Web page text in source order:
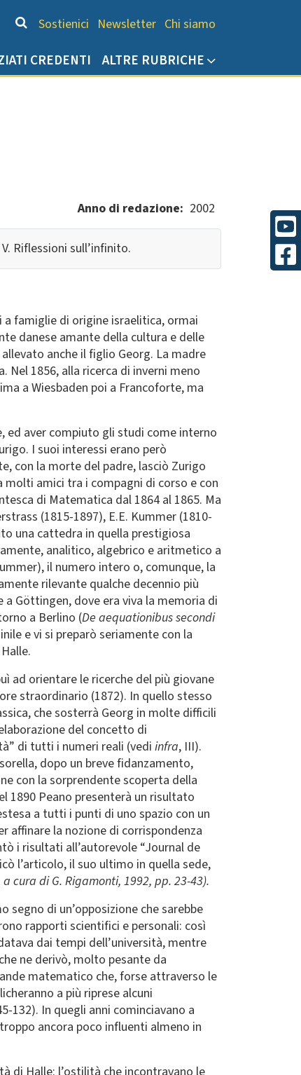
Chi siamo
Sostienici Newsletter Chi siamo
CREDENTI ALTRE RUBRICHE
Anno di redazione
2002
Riflessioni sull’infinito.
a famiglie di origine israelitica, ormai
danese amante della cultura e delle
anche il figlio Georg. La madre
1856, alla ricerca di inverni meno
a Wiesbaden poi a Francoforte, ma
ed aver compiuto gli studi come interno
I suoi interessi erano però
con la morte del padre, lasciò Zurigo
amici tra i compagni di corso e con
di Matematica dal 1864 al 1865. Ma
(1815-1897), E.E. Kummer (1810-
una cattedra in quella prestigiosa
analitico, algebrico e aritmetico a
il numero intero o, comunque, la
rilevante qualche decennio più
Göttingen, dove era viva la memoria di
a Berlino (De aequationibus secondi
e vi si preparò seriamente con la
ad orientare le ricerche del più giovane
straordinario (1872). In quello stesso
che sosterrà Georg in molte difficili
del concetto di
di tutti i numeri reali (vedi infra, III).
dopo un breve fidanzamento,
con la sorprendente scoperta della
1890 Peano presenterà un risultato
a tutti i punti di uno spazio con un
affinare la nozione di corrispondenza
i risultati all’autorevole “Journal de
l’articolo, il suo ultimo in quella sede,
cura di G. Rigamonti, 1992, pp. 23-43).
segno di un’opposizione che sarebbe
rapporti scientifici e personali: così
dai tempi dell’università, mentre
ne derivò, molto pesante da
matematico che, forse attraverso le
a più riprese alcuni
132). In quegli anni cominciavano a
ancora poco influenti almeno in